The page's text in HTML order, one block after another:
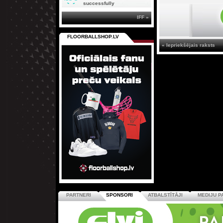
« Iepriekšējais raksts
successfully
IFF »
FLOORBALLSHOP.LV
PARTNERI SPONSORI ATBALSTĪTĀJI MEDIJU